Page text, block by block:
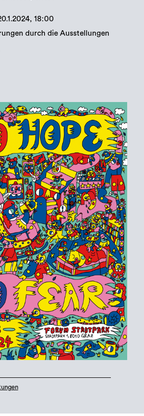
18:00
durch die Ausstellungen